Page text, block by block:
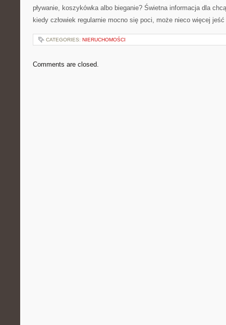
pływanie, koszykówka albo bieganie? Świetna informacja dla
kiedy człowiek regularnie mocno się poci, może nieco więcej
CATEGORIES: NIERUCHOMOŚCI
Comments are closed.